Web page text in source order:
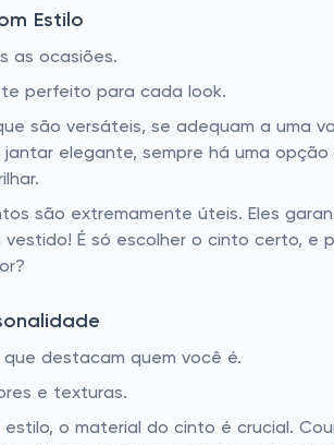
Estilo
as ocasiões.
perfeito para cada look.
são versáteis, se adequam a uma
elegante, sempre há uma
são extremamente úteis. Eles
É só escolher o cinto certo, e
que destacam quem você é.
e texturas.
o material do cinto é crucial.